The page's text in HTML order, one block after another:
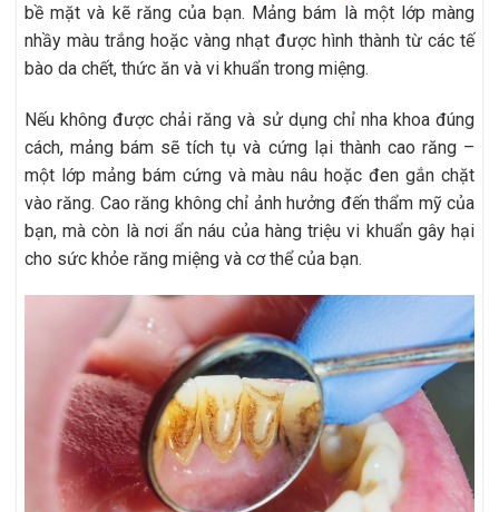
bề mặt và kẽ răng của bạn. Mảng bám là một lớp màng
nhầy màu trắng hoặc vàng nhạt được hình thành từ các tế
bào da chết, thức ăn và vi khuẩn trong miệng.
Nếu không được chải răng và sử dụng chỉ nha khoa đúng
cách, mảng bám sẽ tích tụ và cứng lại thành cao răng –
một lớp mảng bám cứng và màu nâu hoặc đen gắn chặt
vào răng. Cao răng không chỉ ảnh hưởng đến thẩm mỹ của
bạn, mà còn là nơi ẩn náu của hàng triệu vi khuẩn gây hại
cho sức khỏe răng miệng và cơ thể của bạn.